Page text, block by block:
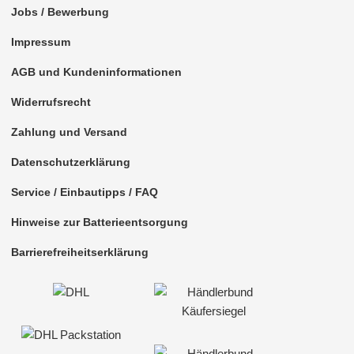
Jobs / Bewerbung
Impressum
AGB und Kundeninformationen
Widerrufsrecht
Zahlung und Versand
Datenschutzerklärung
Service / Einbautipps / FAQ
Hinweise zur Batterieentsorgung
Barrierefreiheitserklärung